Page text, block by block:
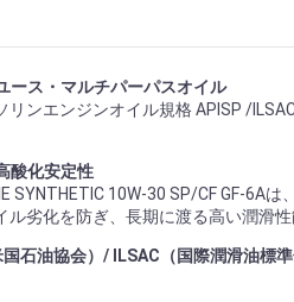
ース・マルチパーパスオイル
リンエンジンオイル規格 APISP /
酸化安定性
SYNTHETIC 10W-30 SP/CF GF-6A
ル劣化を防ぎ、長期に渡る高い潤滑性
石油協会）/ ILSAC（国際潤滑油標